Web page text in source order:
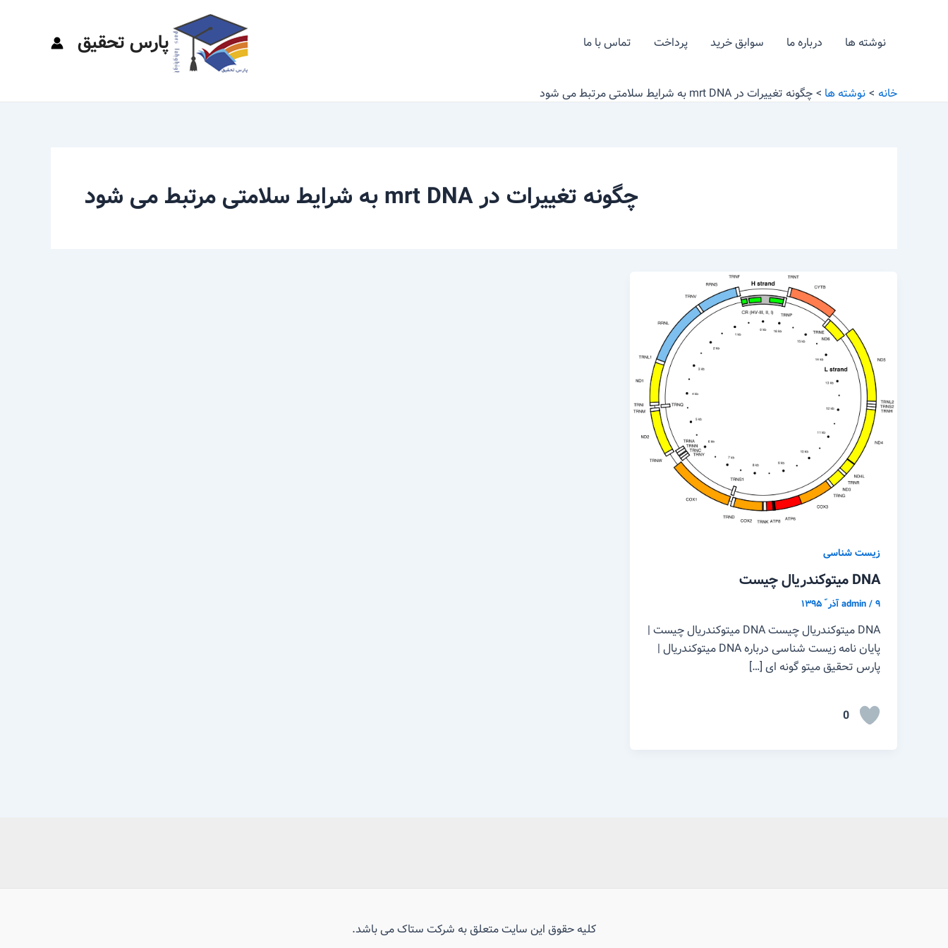
نوشته ها درباره ما سوابق خرید پرداخت تماس با ما پارس تحقیق
خانه نوشته ها چگونه تغییرات در mrt DNA به شرایط سلامتی مرتبط می شود
چگونه تغییرات در mrt DNA به شرایط سلامتی مرتبط می شود
زیست شناسی
DNA میتوکندریال چیست
admin/۹ آذر ّ ۱۳۹۵
DNA میتوکندریال چیست DNA میتوکندریال چیست |
پایان نامه زیست شناسی درباره DNA میتوکندریال |
پارس تحقیق میتو گونه ای […]
0
کلیه حقوق این سایت متعلق به شرکت ستاک می باشد.